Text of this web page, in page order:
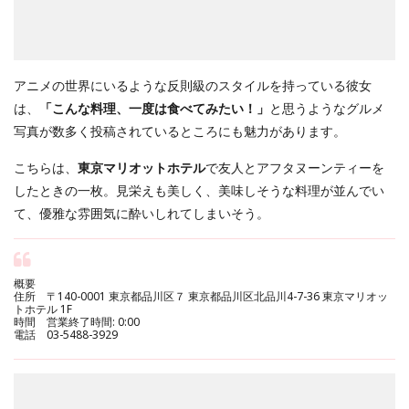
アニメの世界にいるような反則級のスタイルを持っている彼女
は、
「こんな料理、一度は食べてみたい！」 と思うようなグルメ
写真が数多く投稿されているところにも魅力があります。
こちらは、 東京マリオットホテルで友人とアフタヌーンティーを
したときの一枚。見栄えも美しく、美味しそうな料理が並んでい
て、優雅な雰囲気に酔いしれてしまいそう。
概要
住所 〒140-0001 東京都品川区７ 東京都品川区北品川4-7-36 東京マリオッ
トホテル 1F
時間 営業終了時間: 0:00
電話 03-5488-3929